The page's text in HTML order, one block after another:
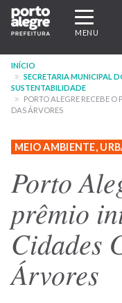
Pular
para
conteúdo
principal
MENU
INÍCIO
SECRETARIA MUNICIPAL
SUSTENTABILIDADE
PORTO ALEGRE RECEBE
DAS ÁRVORES
MEIO AMBIENTE,
Porto
prêmio
Cidades
Árvores